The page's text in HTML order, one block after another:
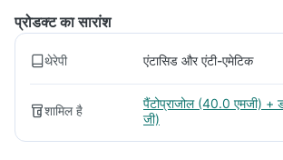
प्रोडक्ट का सारांश
थेरेपी एंटासिड और एंटी-एमेटिक
शामिल है
पैंटोप्राजोल (40.0 एमजी) +
जी)